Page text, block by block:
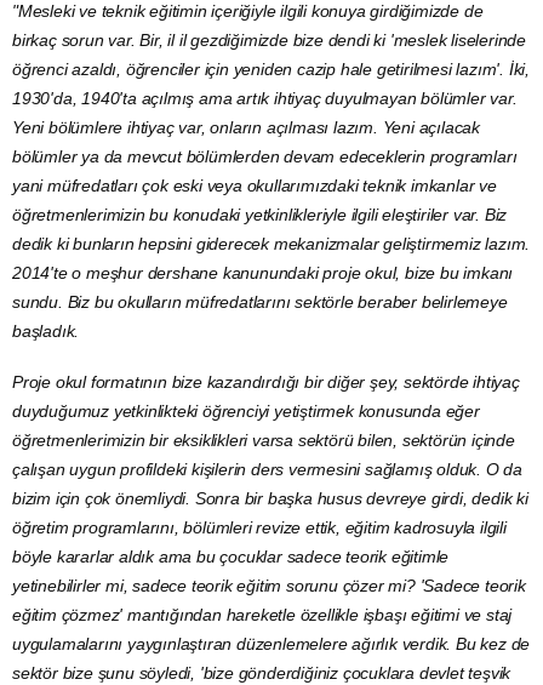
"Mesleki ve teknik eğitimin içeriğiyle ilgili konuya girdiğimizde de
birkaç sorun var. Bir, il il gezdiğimizde bize dendi ki 'meslek liselerinde
öğrenci azaldı, öğrenciler için yeniden cazip hale getirilmesi lazım'. İki,
1930'da, 1940'ta açılmış ama artık ihtiyaç duyulmayan bölümler var.
Yeni bölümlere ihtiyaç var, onların açılması lazım. Yeni açılacak
bölümler ya da mevcut bölümlerden devam edeceklerin programları
yani müfredatları çok eski veya okullarımızdaki teknik imkanlar ve
öğretmenlerimizin bu konudaki yetkinlikleriyle ilgili eleştiriler var. Biz
dedik ki bunların hepsini giderecek mekanizmalar geliştirmemiz lazım.
2014'te o meşhur dershane kanunundaki proje okul, bize bu imkanı
sundu. Biz bu okulların müfredatlarını sektörle beraber belirlemeye
başladık.
Proje okul formatının bize kazandırdığı bir diğer şey, sektörde ihtiyaç
duyduğumuz yetkinlikteki öğrenciyi yetiştirmek konusunda eğer
öğretmenlerimizin bir eksiklikleri varsa sektörü bilen, sektörün içinde
çalışan uygun profildeki kişilerin ders vermesini sağlamış olduk. O da
bizim için çok önemliydi. Sonra bir başka husus devreye girdi, dedik ki
öğretim programlarını, bölümleri revize ettik, eğitim kadrosuyla ilgili
böyle kararlar aldık ama bu çocuklar sadece teorik eğitimle
yetinebilirler mi, sadece teorik eğitim sorunu çözer mi? 'Sadece teorik
eğitim çözmez' mantığından hareketle özellikle işbaşı eğitimi ve staj
uygulamalarını yaygınlaştıran düzenlemelere ağırlık verdik. Bu kez de
sektör bize şunu söyledi, 'bize gönderdiğiniz çocuklara devletteşvik